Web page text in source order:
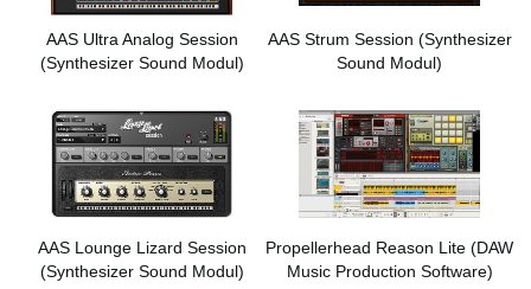
AAS Ultra Analog Session
(Synthesizer Sound Modul)
AAS Strum Session (Synthesizer
Sound Modul)
AAS Lounge Lizard Session
(Synthesizer Sound Modul)
Propellerhead Reason Lite (DAW
Music Production Software)